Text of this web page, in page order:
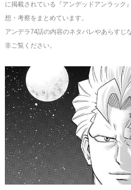
に掲載されている『アンデッドアンラック
想・考察をまとめています。
アンデラ74話の内容のネタバレやあらすじ
非ご覧ください。